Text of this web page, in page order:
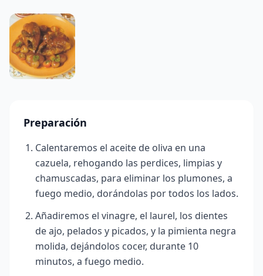
Preparación
Calentaremos el aceite de oliva en una
cazuela, rehogando las perdices, limpias y
chamuscadas, para eliminar los plumones, a
fuego medio, dorándolas por todos los lados.
Añadiremos el vinagre, el laurel, los dientes
de ajo, pelados y picados, y la pimienta negra
molida, dejándolos cocer, durante 10
minutos, a fuego medio.